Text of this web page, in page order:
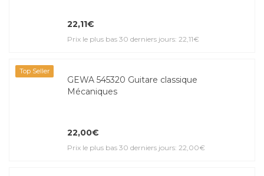
22,11€
Prix le plus bas 30 derniers jours: 22,11€
Top Seller
GEWA 545320 Guitare classique
Mécaniques
22,00€
Prix le plus bas 30 derniers jours: 22,00€